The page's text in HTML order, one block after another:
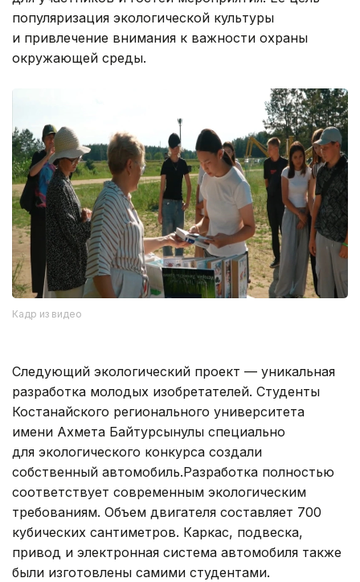
популяризация экологической культуры
и привлечение внимания к важности охраны
окружающей среды.
Кадр из видео
Следующий экологический проект — уникальная
разработка молодых изобретателей. Студенты
Костанайского регионального университета
имени Ахмета Байтурсынулы специально
для экологического конкурса создали
собственный автомобиль.Разработка полностью
соответствует современным экологическим
требованиям. Объем двигателя составляет 700
кубических сантиметров. Каркас, подвеска,
привод и электронная система автомобиля также
были изготовлены самими студентами.